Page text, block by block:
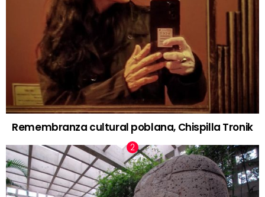
Remembranza cultural poblana, Chispilla Tronik